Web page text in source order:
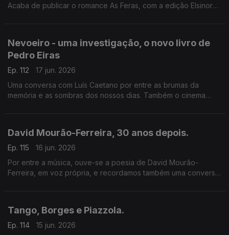
Acaba de publicar o romance As Feras, com a edição Elsinore.
Nevoeiro - uma investigação, o novo livro de
Pedro Eiras
Ep. 112
17 jun. 2026
Uma conversa com Luís Caetano por entre as brumas da
memória e as sombras dos nossos dias. Também o cinema
David Mourão-Ferreira, 30 anos depois.
Ep. 115
16 jun. 2026
Por entre a música, ouve-se a poesia de David Mourão-
Ferreira, em voz própria, e recordamos também uma conversa
Tango, Borges e Piazzola.
Ep. 114
15 jun. 2026